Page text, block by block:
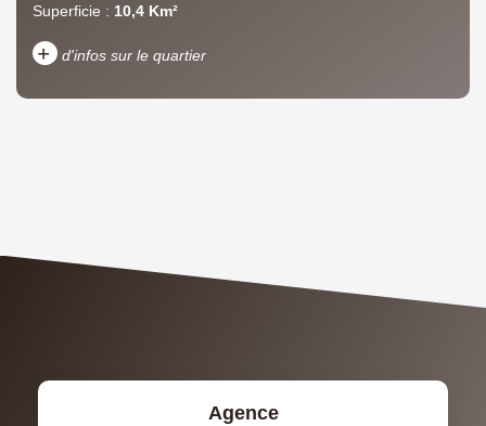
Superficie : 10,4 Km²
+ d'infos sur le quartier
TAUX DE PROPRIÉTAIRES
DISTANCE DE L'AÉROPORT :
Agence